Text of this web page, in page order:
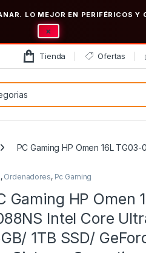
LO MEJOR EN PERIFÉRICOS Y
×
Tienda Ofertas
PC Gaming HP Omen 16L
, Ordenadores, Pc Gaming
Gaming HP Omen
Intel Core
1TB SSD/